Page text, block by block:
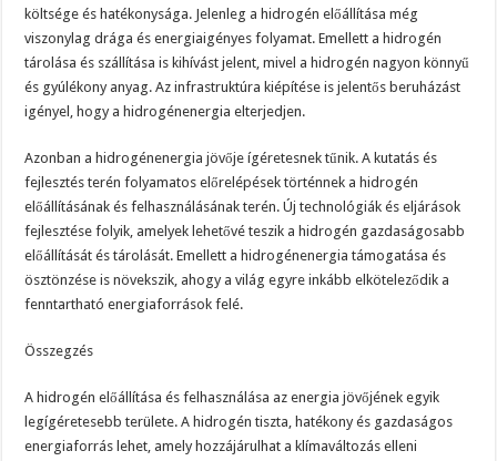
költsége és hatékonysága. Jelenleg a hidrogén előállítása még
viszonylag drága és energiaigényes folyamat. Emellett a hidrogén
tárolása és szállítása is kihívást jelent, mivel a hidrogén nagyon könnyű
és gyúlékony anyag. Az infrastruktúra kiépítése is jelentős beruházást
igényel, hogy a hidrogénenergia elterjedjen.
Azonban a hidrogénenergia jövője ígéretesnek tűnik. A kutatás és
fejlesztés terén folyamatos előrelépések történnek a hidrogén
előállításának és felhasználásának terén. Új technológiák és eljárások
fejlesztése folyik, amelyek lehetővé teszik a hidrogén gazdaságosabb
előállítását és tárolását. Emellett a hidrogénenergia támogatása és
ösztönzése is növekszik, ahogy a világ egyre inkább elköteleződik a
fenntartható energiaforrások felé.
Összegzés
A hidrogén előállítása és felhasználása az energia jövőjének egyik
legígéretesebb területe. A hidrogén tiszta, hatékony és gazdaságos
energiaforrás lehet, amely hozzájárulhat a klímaváltozás elleni